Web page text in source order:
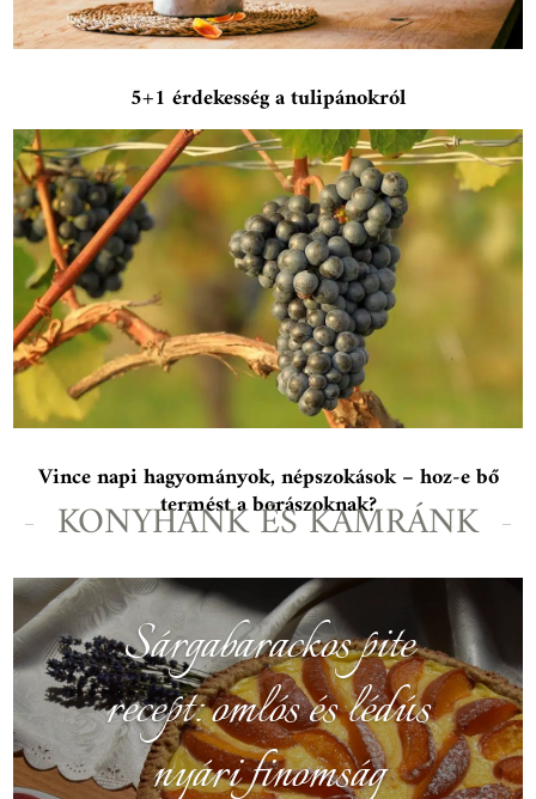
5+1 érdekesség a tulipánokról
Vince napi hagyományok, népszokások – hoz-e bő
termést a borászoknak?
KONYHÁNK ÉS KAMRÁNK
Levendulás nyári
receptek: szörp, fagylalt,
keksz és fűszerkeverék